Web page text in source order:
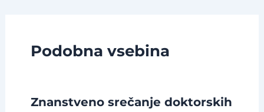
Podobna vsebina
Znanstveno srečanje doktorskih